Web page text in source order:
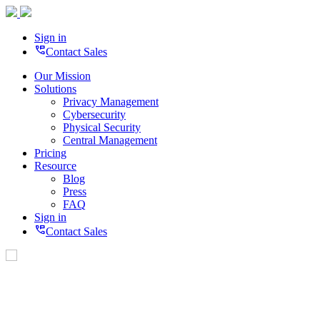
Sign in
perm_phone_msgContact Sales
Our Mission
Solutions
Privacy Management
Cybersecurity
Physical Security
Central Management
Pricing
Resource
Blog
Press
FAQ
Sign in
perm_phone_msgContact Sales